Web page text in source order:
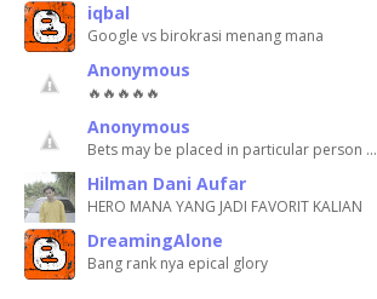
iqbal
Google vs birokrasi menang mana
Anonymous
🔥🔥🔥🔥🔥
Anonymous
Bets may be placed in particular person …
Hilman Dani Aufar
HERO MANA YANG JADI FAVORIT KALIAN
DreamingAlone
Bang rank nya epical glory